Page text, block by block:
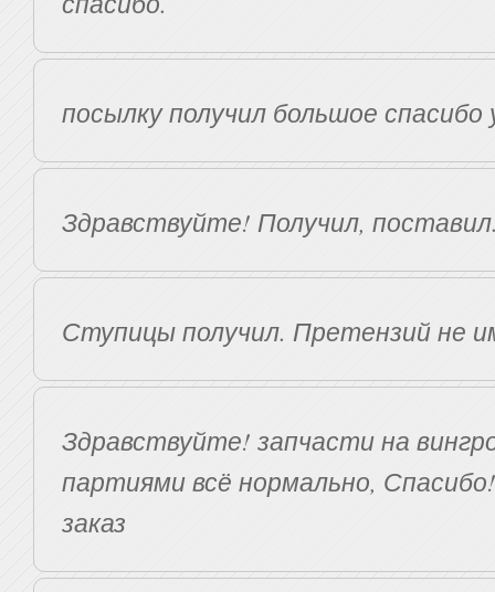
посылку получил большое
Здравствуйте! Получил,
Ступицы получил. Претензий не
Здравствуйте! запчасти на
партиями всё нормально,
заказ